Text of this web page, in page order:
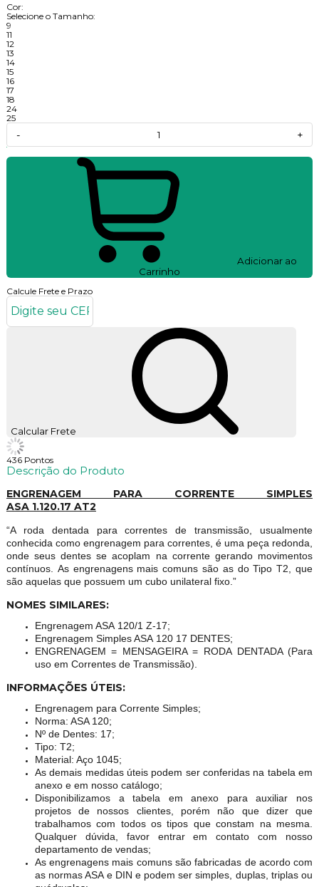
Cor:
Selecione o Tamanho:
9
11
12
13
14
15
16
17
18
24
25
- +
Adicionar ao
Carrinho
Calcule Frete e Prazo
Calcular Frete
436 Pontos
Descrição do Produto
ENGRENAGEM PARA CORRENTE SIMPLES
ASA 1.120.17 AT2
“A roda dentada para correntes de transmissão, usualmente
conhecida como engrenagem para correntes, é uma peça redonda,
onde seus dentes se acoplam na corrente gerando movimentos
contínuos. As engrenagens mais comuns são as do Tipo T2, que
são aquelas que possuem um cubo unilateral fixo.”
NOMES SIMILARES:
Engrenagem ASA 120/1 Z-17;
Engrenagem Simples ASA 120 17 DENTES;
ENGRENAGEM = MENSAGEIRA = RODA DENTADA (Para
uso em Correntes de Transmissão).
INFORMAÇÕES ÚTEIS:
Engrenagem para Corrente Simples;
Norma: ASA 120;
Nº de Dentes: 17;
Tipo: T2;
Material: Aço 1045;
As demais medidas úteis podem ser conferidas na tabela em
anexo e em nosso catálogo;
Disponibilizamos a tabela em anexo para auxiliar nos
projetos de nossos clientes, porém não que dizer que
trabalhamos com todos os tipos que constam na mesma.
Qualquer dúvida, favor entrar em contato com nosso
departamento de vendas;
As engrenagens mais comuns são fabricadas de acordo com
as normas ASA e DIN e podem ser simples, duplas, triplas ou